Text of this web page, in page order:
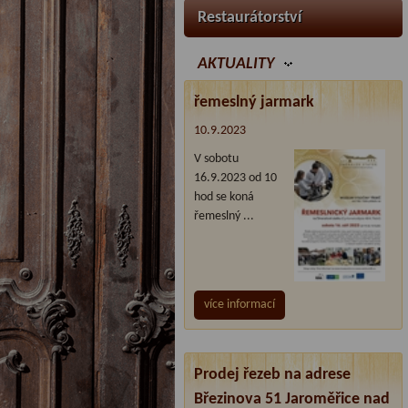
Restaurátorství
AKTUALITY
řemeslný jarmark
10.9.2023
V sobotu
16.9.2023 od 10
hod se koná
řemeslný ...
více informací
Prodej řezeb na adrese
Březinova 51 Jaroměřice nad